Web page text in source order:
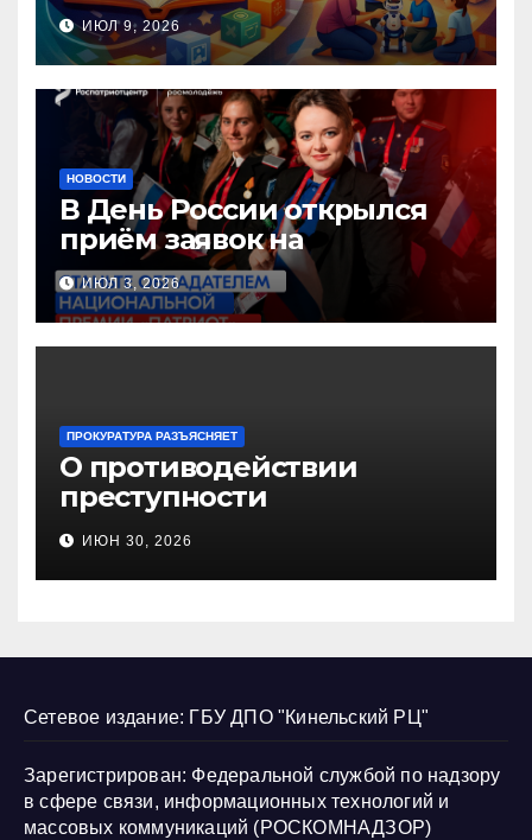
инновационных практик
педагогов дошкольного
образования!
ИЮЛ 9, 2026
НОВОСТИ
В День России открылся
приём заявок на
Национальную премию
«Патриот»
ИЮЛ 3, 2026
ПРОКУРАТУРА РАЗЪЯСНЯЕТ
О противодействии
преступности
несовершеннолетних и
нарушению их прав
ИЮН 30, 2026
Сетевое издание: ГБУ ДПО "Кинельский РЦ"
Зарегистрирован: Федеральной службой по надзору
в сфере связи, информационных технологий и
массовых коммуникаций (РОСКОМНАДЗОР)